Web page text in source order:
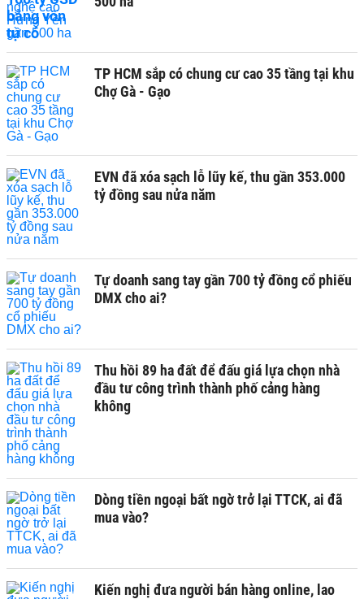
TP HCM sắp có chung cư cao 35 tầng tại khu
Chợ Gà - Gạo
EVN đã xóa sạch lỗ lũy kế, thu gần 353.000
tỷ đồng sau nửa năm
Tự doanh sang tay gần 700 tỷ đồng cổ phiếu
DMX cho ai?
Thu hồi 89 ha đất để đấu giá lựa chọn nhà
đầu tư công trình thành phố cảng hàng
không
Dòng tiền ngoại bất ngờ trở lại TTCK, ai đã
mua vào?
Kiến nghị đưa người bán hàng online, lao